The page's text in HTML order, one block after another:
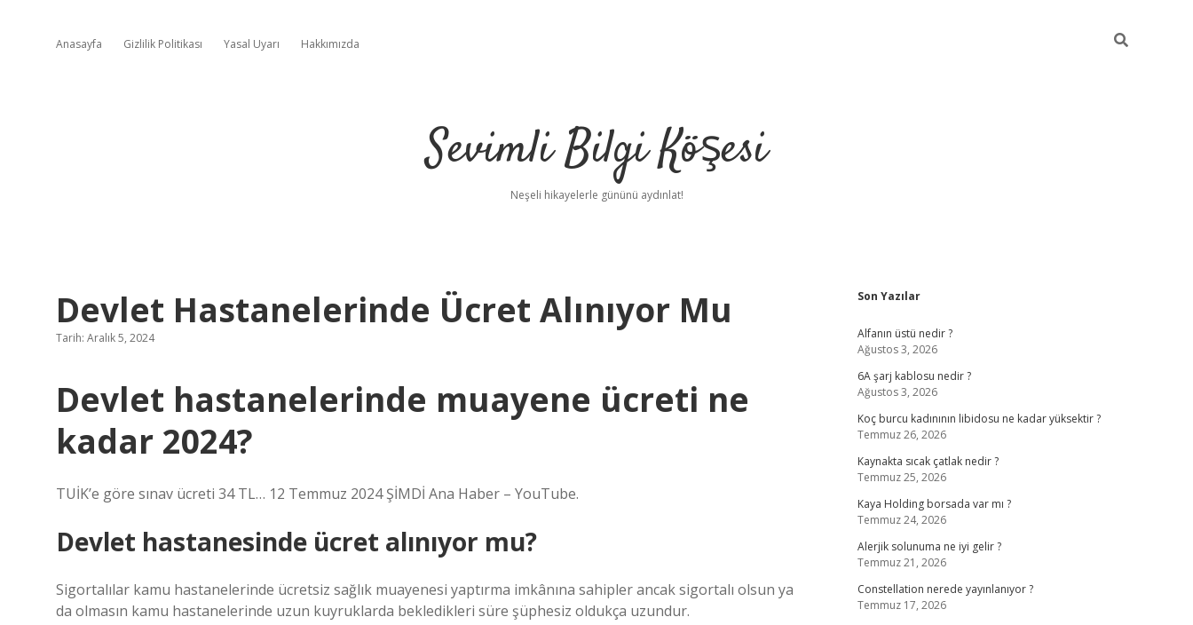
Anasayfa Gizlilik Politikası Yasal Uyarı Hakkımızda
Sevimli Bilgi Köşesi
Neşeli hikayelerle gününü aydınlat!
Devlet Hastanelerinde Ücret Alınıyor Mu
Tarih: Aralık 5, 2024
Devlet hastanelerinde muayene ücreti ne
kadar 2024?
TUİK’e göre sınav ücreti 34 TL… 12 Temmuz 2024 ŞİMDİ Ana Haber – YouTube.
Devlet hastanesinde ücret alınıyor mu?
Sigortalılar kamu hastanelerinde ücretsiz sağlık muayenesi yaptırma imkânına sahipler ancak sigortalı olsun ya
da olmasın kamu hastanelerinde uzun kuyruklarda bekledikleri süre şüphesiz oldukça uzundur.
Sidebar
Son Yazılar
Alfanın üstü nedir ?
Ağustos 3, 2026
6A şarj kablosu nedir ?
Ağustos 3, 2026
Koç burcu kadınının libidosu ne kadar yüksektir ?
Temmuz 26, 2026
Kaynakta sıcak çatlak nedir ?
Temmuz 25, 2026
Kaya Holding borsada var mı ?
Temmuz 24, 2026
Alerjik solunuma ne iyi gelir ?
Temmuz 21, 2026
Constellation nerede yayınlanıyor ?
Temmuz 17, 2026
ilbet mobil giriş